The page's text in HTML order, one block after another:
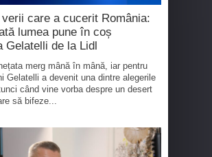
care a cucerit România:
lumea pune în coș
Gelatelli de la Lidl
merg mână în mână, iar pentru
Gelatelli a devenit una dintre alegerile
când vine vorba despre un desert
să bifeze...